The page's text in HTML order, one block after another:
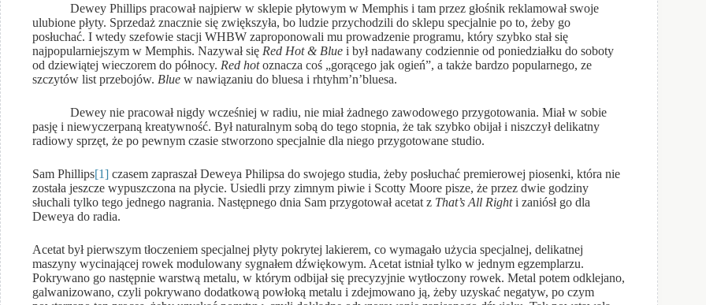
Dewey Phillips pracował najpierw w sklepie płytowym w Memphis i tam przez głośnik reklamował swoje
ulubione płyty. Sprzedaż znacznie się zwiększyła, bo ludzie przychodzili do sklepu specjalnie po to, żeby go
posłuchać. I wtedy szefowie stacji WHBW zaproponowali mu prowadzenie programu, który szybko stał się
najpopularniejszym w Memphis. Nazywał się Red Hot & Blue i był nadawany codziennie od poniedziałku do soboty
od dziewiątej wieczorem do północy. Red hotoznacza coś „gorącego jak ogień”, a także bardzo popularnego, ze
szczytów list przebojów. Blue w nawiązaniu do bluesa i rhtyhm’n’bluesa.
Dewey nie pracował nigdy wcześniej w radiu, nie miał żadnego zawodowego przygotowania. Miał w sobie
pasję i niewyczerpaną kreatywność. Był naturalnym sobą do tego stopnia, że tak szybko obijał i niszczył delikatny
radiowy sprzęt, że po pewnym czasie stworzono specjalnie dla niego przygotowane studio.
Sam Phillips[1] czasem zapraszał Deweya Philipsa do swojego studia, żeby posłuchać premierowej piosenki, która nie
została jeszcze wypuszczona na płycie. Usiedli przy zimnym piwie i Scotty Moore pisze, że przez dwie godziny
słuchali tylko tego jednego nagrania. Następnego dnia Sam przygotował acetat z That’s All Righti zaniósł go dla
Deweya do radia.
Acetat był pierwszym tłoczeniem specjalnej płyty pokrytej lakierem, co wymagało użycia specjalnej, delikatnej
maszyny wycinającej rowek modulowany sygnałem dźwiękowym. Acetat istniał tylko w jednym egzemplarzu.
Pokrywano go następnie warstwą metalu, w którym odbijał się precyzyjnie wytłoczony rowek. Metal potem odklejano,
galwanizowano, czyli pokrywano dodatkową powłoką metalu i zdejmowano ją, żeby uzyskać negatyw, po czym